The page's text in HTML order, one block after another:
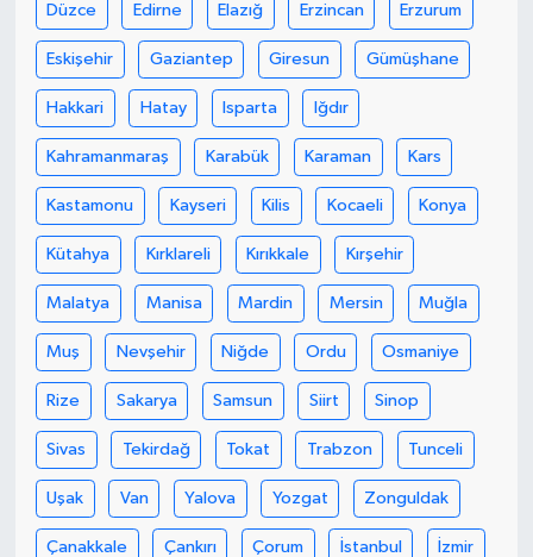
Düzce Edirne Elazığ Erzincan Erzurum
Eskişehir Gaziantep Giresun Gümüşhane
Hakkari Hatay Isparta Iğdır
Kahramanmaraş Karabük Karaman Kars
Kastamonu Kayseri Kilis Kocaeli Konya
Kütahya Kırklareli Kırıkkale Kırşehir
Malatya Manisa Mardin Mersin Muğla
Muş Nevşehir Niğde Ordu Osmaniye
Rize Sakarya Samsun Siirt Sinop
Sivas Tekirdağ Tokat Trabzon Tunceli
Uşak Van Yalova Yozgat Zonguldak
Çanakkale Çankırı Çorum İstanbul İzmir